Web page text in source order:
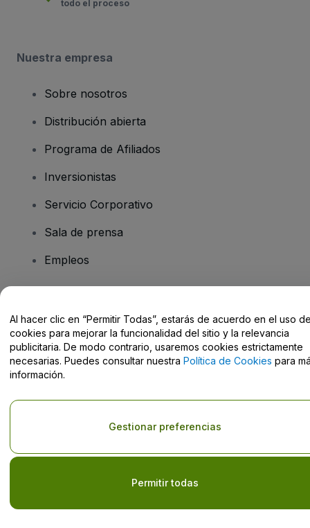
todo el proceso
Nuestra empresa
Sobre nosotros
Distribución abierta
Programa de Afiliados
Inversionistas
Servicio Corporativo
Sala de prensa
Empleos
Centro de Ayuda / Contacto
Derechos reservados © viagogo GmbH 2026 Datos de la Empresa
El uso de este sitio web constituye la aceptación de los
y de laPolítica de Privacidad para Móviles
Al hacer clic en “Permitir Todas”, estarás de acuerdo en el uso
cookies para mejorar la funcionalidad del sitio y la relevancia
publicitaria. De modo contrario, usaremos cookies estrictamente
necesarias. Puedes consultar nuestra Política de Cookies para
información.
Permitir todas
Gestionar preferencias